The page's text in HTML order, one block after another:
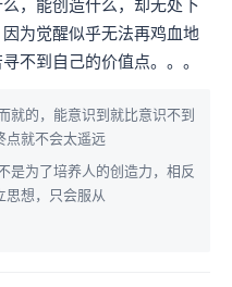
，能创造什么，却无处下
为觉醒似乎无法再鸡血地
不到自己的价值点。。。
就的，能意识到就比意识不到
点就不会太遥远
是为了培养人的创造力，相反
思想，只会服从